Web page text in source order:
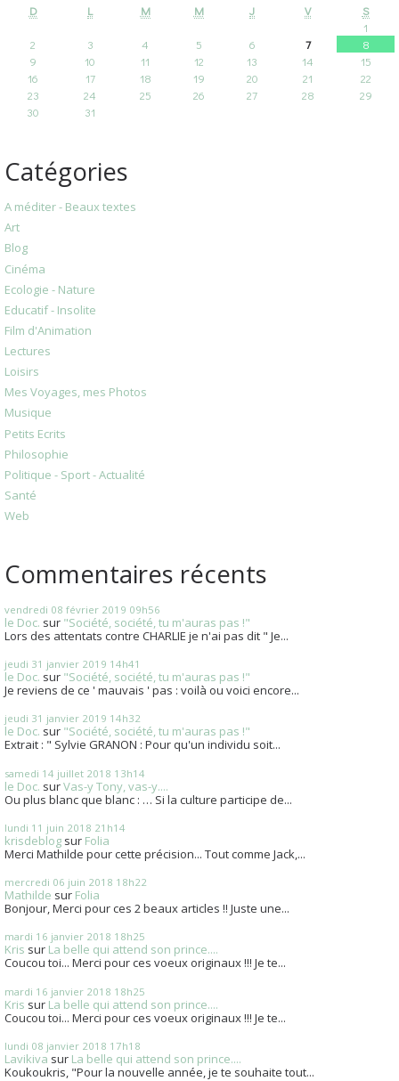
D L M M J V
S
1
2
3 4 5 6 7
8
9
10 11 12 13 14
15
16
17 18 19 20 21
22
23
24 25 26 27 28
29
30
31
Catégories
A méditer - Beaux textes
Art
Blog
Cinéma
Ecologie - Nature
Educatif - Insolite
Film d'Animation
Lectures
Loisirs
Mes Voyages, mes Photos
Musique
Petits Ecrits
Philosophie
Politique - Sport - Actualité
Santé
Web
Commentaires récents
vendredi 08 février 2019 09h56
le Doc. sur "Société, société, tu m'auras pas !"
Lors des attentats contre CHARLIE je n'ai pas dit " Je...
jeudi 31 janvier 2019 14h41
le Doc. sur "Société, société, tu m'auras pas !"
Je reviens de ce ' mauvais ' pas : voilà ou voici encore...
jeudi 31 janvier 2019 14h32
le Doc. sur "Société, société, tu m'auras pas !"
Extrait : " Sylvie GRANON : Pour qu'un individu soit...
samedi 14 juillet 2018 13h14
le Doc. surVas-y Tony, vas-y....
Ou plus blanc que blanc : … Si la culture participe de...
lundi 11 juin 2018 21h14
krisdeblog sur Folia
Merci Mathilde pour cette précision... Tout comme Jack,...
mercredi 06 juin 2018 18h22
Mathilde sur Folia
Bonjour, Merci pour ces 2 beaux articles !! Juste une...
mardi 16 janvier 2018 18h25
Kris sur La belle qui attend son prince....
Coucou toi... Merci pour ces voeux originaux !!! Je te...
mardi 16 janvier 2018 18h25
Kris sur La belle qui attend son prince....
Coucou toi... Merci pour ces voeux originaux !!! Je te...
lundi 08 janvier 2018 17h18
Lavikiva sur La belle qui attend son prince....
Koukoukris, "Pour la nouvelle année, je te souhaite tout...